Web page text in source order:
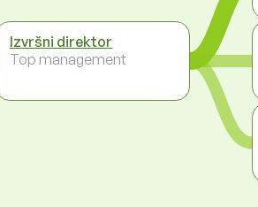
Izvršni direktor
Top management